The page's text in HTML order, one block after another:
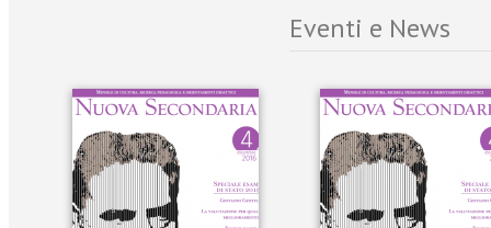
Eventi e News